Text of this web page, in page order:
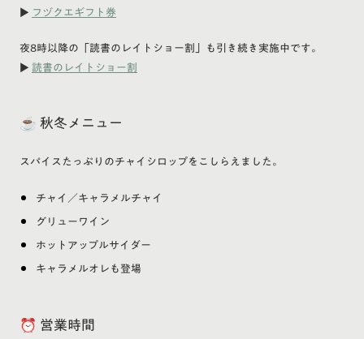
▶ フヅクエギフト券
夜8時以降の「読書のレイトショー割」も引き続き実施中です。
▶ 読書のレイトショー割
☕ 秋冬メニュー
スパイスたっぷりのチャイシロップをこしらえました。
チャイ／キャラメルチャイ
グリューワイン
ホットアップルサイダー
キャラメルオレも登場
⏰ 営業時間